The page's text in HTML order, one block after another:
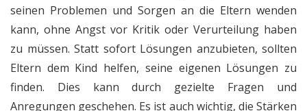
seinen Problemen und Sorgen an die Eltern wenden
kann, ohne Angst vor Kritik oder Verurteilung haben
zu müssen. Statt sofort Lösungen anzubieten, sollten
Eltern dem Kind helfen, seine eigenen Lösungen zu
finden. Dies kann durch gezielte Fragen und
Anregungen geschehen. Es ist auch wichtig, die Stärken